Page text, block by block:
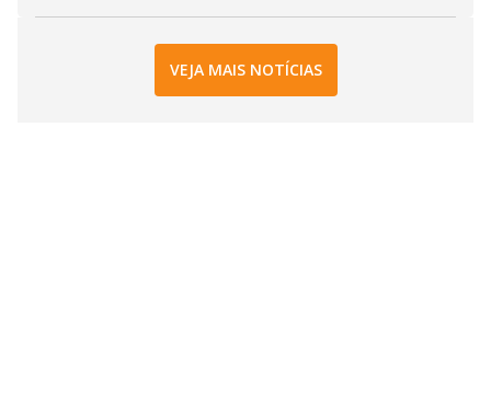
VEJA MAIS NOTÍCIAS